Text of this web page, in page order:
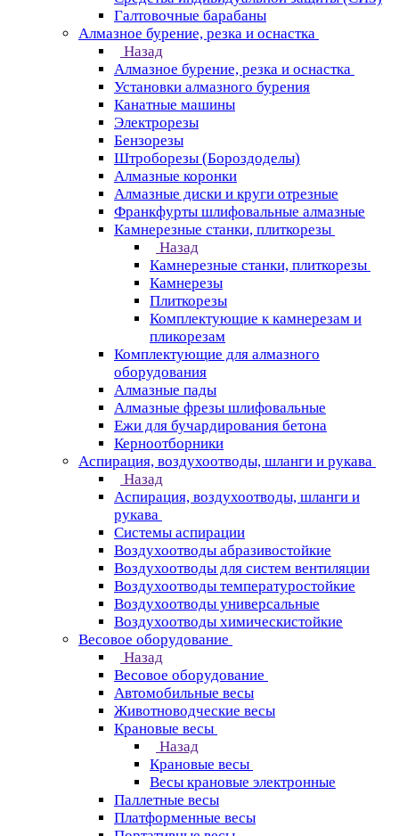
Галтовочные барабаны
Алмазное бурение, резка и оснастка
Назад
Алмазное бурение, резка и оснастка
Установки алмазного бурения
Канатные машины
Электрорезы
Бензорезы
Штроборезы (Бороздоделы)
Алмазные коронки
Алмазные диски и круги отрезные
Франкфурты шлифовальные алмазные
Камнерезные станки, плиткорезы
Назад
Камнерезные станки, плиткорезы
Камнерезы
Плиткорезы
Комплектующие к камнерезам и
пликорезам
Комплектующие для алмазного
оборудования
Алмазные пады
Алмазные фрезы шлифовальные
Ежи для бучардирования бетона
Керноотборники
Аспирация, воздухоотводы, шланги и рукава
Назад
Аспирация, воздухоотводы, шланги и
рукава
Системы аспирации
Воздухоотводы абразивостойкие
Воздухоотводы для систем вентиляции
Воздухоотводы температуростойкие
Воздухоотводы универсальные
Воздухоотводы химическистойкие
Весовое оборудование
Назад
Весовое оборудование
Автомобильные весы
Животноводческие весы
Крановые весы
Назад
Крановые весы
Весы крановые электронные
Паллетные весы
Платформенные весы